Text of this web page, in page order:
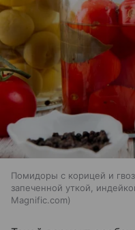
Помидоры с корицей и
запеченной уткой,
Magnific.com